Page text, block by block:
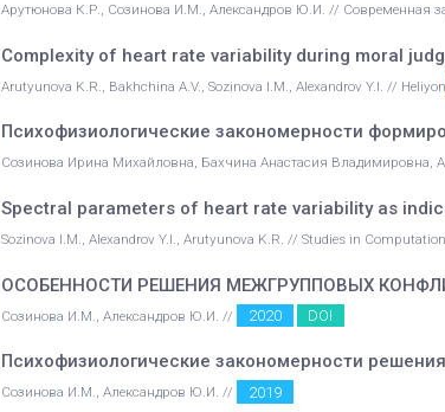
Арутюнова К.Р., Созинова И.М., Александров Ю.И. // Современная
Complexity of heart rate variability during moral
Arutyunova K.R., Bakhchina A.V., Sozinova I.M., Alexandrov Y.I. // Heliyon
Психофизиологические закономерности
Созинова Ирина Михайловна, Бахчина Анастасия
Spectral parameters of heart rate variability as
Sozinova I.M., Alexandrov Y.I., Arutyunova K.R. // Studies in
ОСОБЕННОСТИ РЕШЕНИЯ МЕЖГРУППОВЫХ
Созинова И.М., Александров Ю.И. // 2020 DOI
Психофизиологические закономерности
Созинова И.М., Александров Ю.И. // 2019